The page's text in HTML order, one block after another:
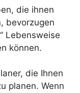
die ihnen
bevorzugen
Lebensweise
können.
die Ihnen
planen. Wenn